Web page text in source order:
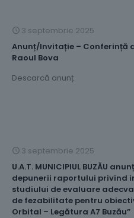
3 septembrie 2025
Anunț/Invitație – Conferință
Raoul Bova
Descarcă anunț
3 septembrie 2025
U.A.T. MUNICIPIUL BUZĂU
depunerii raportului privind
studiului de evaluare
de fezabilitate pentru
Orbital – Legătura A7 Buzău”